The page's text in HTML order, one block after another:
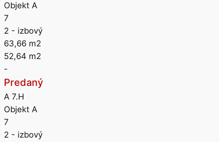
Objekt A
7
2 - izbový
63,66 m2
52,64 m2
-
Predaný
A 7.H
Objekt A
7
2 - izbový